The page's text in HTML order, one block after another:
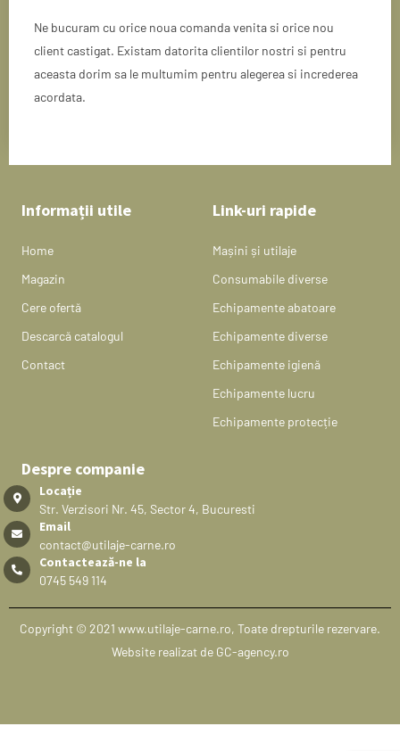
Ne bucuram cu orice noua comanda venita si orice nou
client castigat. Existam datorita clientilor nostri si pentru
aceasta dorim sa le multumim pentru alegerea si increderea
acordata.
Informații utile
Home
Magazin
Cere ofertă
Descarcă catalogul
Contact
Link-uri rapide
Mașini și utilaje
Consumabile diverse
Echipamente abatoare
Echipamente diverse
Echipamente igienă
Echipamente lucru
Echipamente protecție
Despre companie
Locație
Str. Verzisori Nr. 45, Sector 4, Bucuresti
Email
contact@utilaje-carne.ro
Contactează-ne la
0745 549 114
Copyright © 2021 www.utilaje-carne.ro, Toate drepturile rezervare.
Website realizat de GC-agency.ro